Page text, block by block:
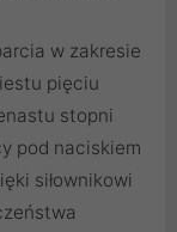
w zakresie
pięciu
stopni
pod naciskiem
siłownikowi